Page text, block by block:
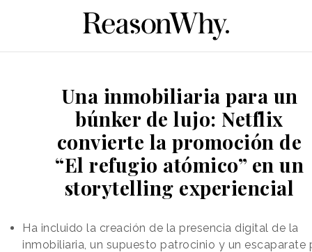
Una inmobiliaria para un
búnker de lujo: Netflix
convierte la promoción de
“El refugio atómico” en un
storytelling experiencial
Ha incluido la creación de la presencia digital de la
inmobiliaria, un supuesto patrocinio y un escaparate